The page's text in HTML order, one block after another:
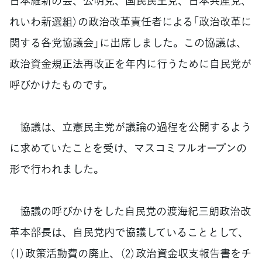
れいわ新選組）の政治改革責任者による「政治改革に
関する各党協議会」に出席しました。この協議は、
政治資金規正法再改正を年内に行うために自民党が
呼びかけたものです。
協議は、立憲民主党が議論の過程を公開するよう
に求めていたことを受け、マスコミフルオープンの
形で行われました。
協議の呼びかけをした自民党の渡海紀三朗政治改
革本部長は、自民党内で協議していることとして、
（1）政策活動費の廃止、（2）政治資金収支報告書をチ